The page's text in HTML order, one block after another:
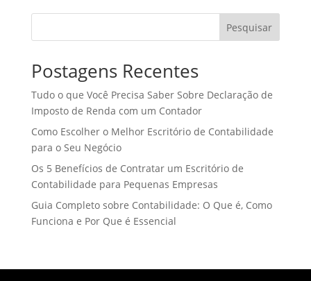
Pesquisar
Postagens Recentes
Tudo o que Você Precisa Saber Sobre Declaração de
Imposto de Renda com um Contador
Como Escolher o Melhor Escritório de Contabilidade
para o Seu Negócio
Os 5 Benefícios de Contratar um Escritório de
Contabilidade para Pequenas Empresas
Guia Completo sobre Contabilidade: O Que é, Como
Funciona e Por Que é Essencial